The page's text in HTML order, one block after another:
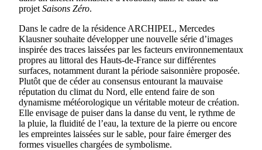
projet Saisons Zéro.
Dans le cadre de la résidence ARCHIPEL, Mercedes
Klausner souhaite développer une nouvelle série d’images
inspirée des traces laissées par les facteurs environnementaux
propres au littoral des Hauts-de-France sur différentes
surfaces, notamment durant la période saisonnière proposée.
Plutôt que de céder au consensus entourant la mauvaise
réputation du climat du Nord, elle entend faire de son
dynamisme météorologique un véritable moteur de création.
Elle envisage de puiser dans la danse du vent, le rythme de
la pluie, la fluidité de l’eau, la texture de la pierre ou encore
les empreintes laissées sur le sable, pour faire émerger des
formes visuelles chargées de symbolisme.